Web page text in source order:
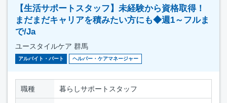
【生活サポートスタッフ】未経験から資格取得！
まだまだキャリアを積みたい方にも◆週1～フルま
で/Ja
ユースタイルケア 群馬
アルバイト・パート ヘルパー・ケアマネージャー
職種 暮らしサポートスタッフ